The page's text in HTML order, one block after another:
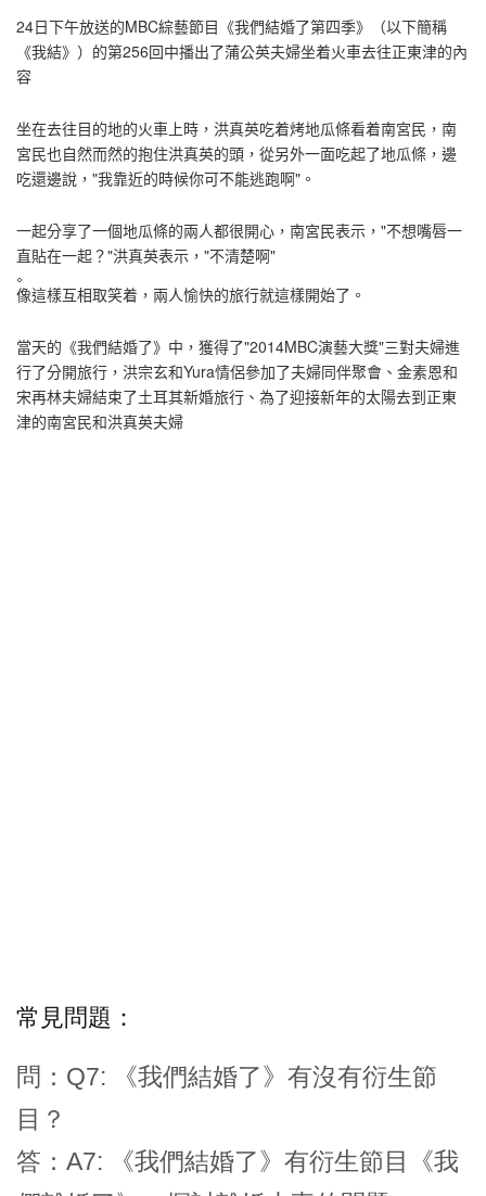
24日下午放送的MBC綜藝節目《我們結婚了第四季》（以下簡稱
《我結》）的第256回中播出了蒲公英夫婦坐着火車去往正東津的內
容
坐在去往目的地的火車上時，洪真英吃着烤地瓜條看着南宮民，南
宮民也自然而然的抱住洪真英的頭，從另外一面吃起了地瓜條，邊
吃還邊說，"我靠近的時候你可不能逃跑啊"。
一起分享了一個地瓜條的兩人都很開心，南宮民表示，"不想嘴唇一
直貼在一起？"洪真英表示，"不清楚啊"
像這樣互相取笑着，兩人愉快的旅行就這樣開始了。
當天的《我們結婚了》中，獲得了"2014MBC演藝大獎"三對夫婦進
行了分開旅行，洪宗玄和Yura情侶參加了夫婦同伴聚會、金素恩和
宋再林夫婦結束了土耳其新婚旅行、為了迎接新年的太陽去到正東
津的南宮民和洪真英夫婦
常見問題：
問：Q7: 《我們結婚了》有沒有衍生節
目？
答：A7: 《我們結婚了》有衍生節目《我